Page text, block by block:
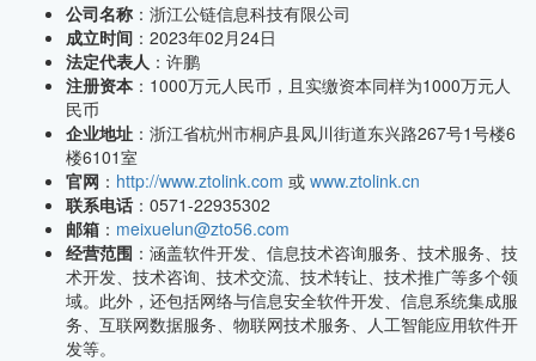
公司名称 ：浙江公链信息科技有限公司
成立时间 ：2023年02月24日
法定代表人 ：许鹏
注册资本 ：1000万元人民币，且实缴资本同样为1000万元人
民币
企业地址 ：浙江省杭州市桐庐县凤川街道东兴路267号1号楼6
楼6101室
官网 ： http://www.ztolink.com 或 www.ztolink.cn
联系电话 ：0571-22935302
邮箱 ： meixuelun@zto56.com
经营范围 ：涵盖软件开发、信息技术咨询服务、技术服务、技
术开发、技术咨询、技术交流、技术转让、技术推广等多个领
域。此外，还包括网络与信息安全软件开发、信息系统集成服
务、互联网数据服务、物联网技术服务、人工智能应用软件开
发等。